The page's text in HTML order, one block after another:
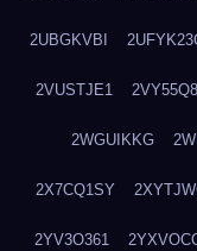
2UBGKVBI
2VUSTJE1
2WGUIKKG
2X7CQ1SY
2YV3O361